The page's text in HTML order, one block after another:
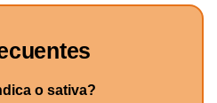
o sativa?